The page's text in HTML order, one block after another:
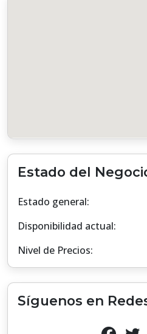
Estado del
Estado general:
Disponibilidad actual:
Nivel de Precios:
Síguenos en